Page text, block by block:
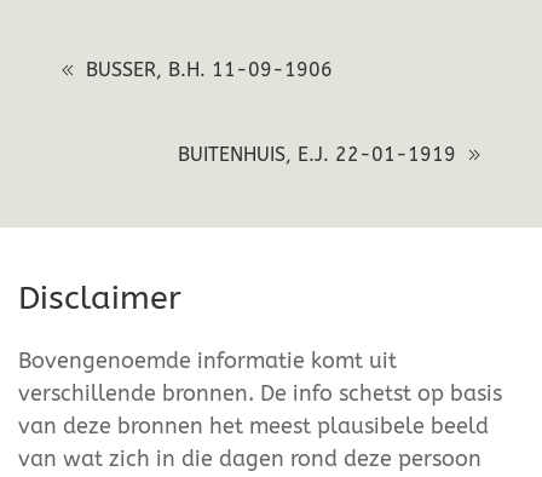
BUSSER, B.H. 11-09-1906
BUITENHUIS, E.J. 22-01-1919
Disclaimer
Bovengenoemde informatie komt uit
verschillende bronnen. De info schetst op basis
van deze bronnen het meest plausibele beeld
van wat zich in die dagen rond deze persoon